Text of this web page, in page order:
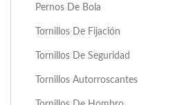
Pernos De Bola
Tornillos De Fijación
Tornillos De Seguridad
Tornillos Autorroscantes